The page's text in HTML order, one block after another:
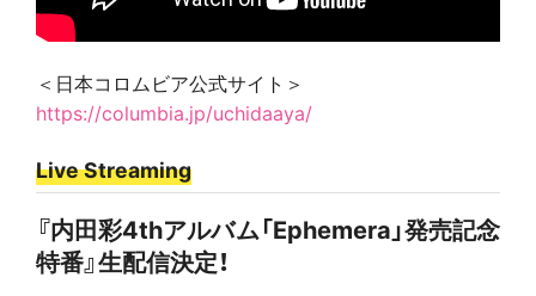
＜日本コロムビア公式サイト＞
https://columbia.jp/uchidaaya/
Live Streaming
『内田彩4thアルバム「Ephemera」発売記念
特番』生配信決定！